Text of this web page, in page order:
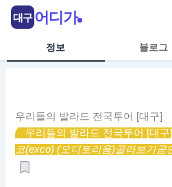
정보 블로그
우리들의 발라드 전국투어 [대구]
우리들의 발라드 전국투어 [대구
코(exco) (오디토리움)골라보기공
대구 어디가